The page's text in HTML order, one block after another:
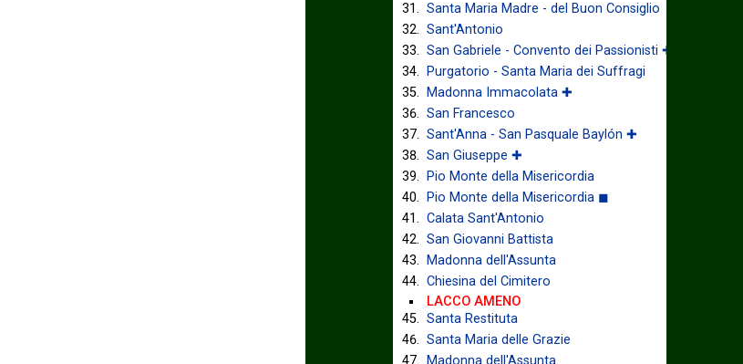
Santa Maria Madre - del Buon Consiglio
Sant'Antonio
San Gabriele - Convento dei Passionisti ✚
Purgatorio - Santa Maria dei Suffragi
Madonna Immacolata ✚
San Francesco
Sant'Anna - San Pasquale Baylón ✚
San Giuseppe ✚
Pio Monte della Misericordia
Pio Monte della Misericordia ◼
Calata Sant'Antonio
San Giovanni Battista
Madonna dell'Assunta
Chiesina del Cimitero
LACCO AMENO
Santa Restituta
Santa Maria delle Grazie
Madonna dell'Assunta